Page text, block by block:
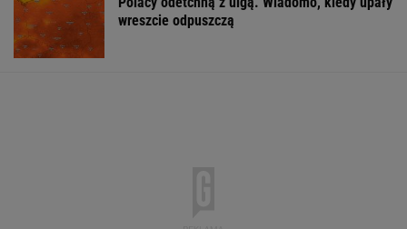
wreszcie odpuszczą